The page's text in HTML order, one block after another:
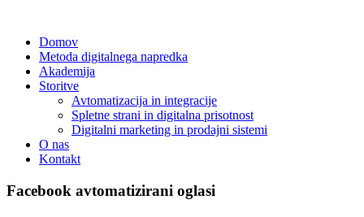
Domov
Metoda digitalnega napredka
Akademija
Storitve
Avtomatizacija in integracije
Spletne strani in digitalna prisotnost
Digitalni marketing in prodajni sistemi
O nas
Kontakt
Facebook avtomatizirani oglasi